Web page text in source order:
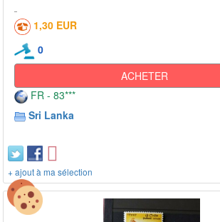
1,30 EUR
0
ACHETER
FR - 83***
Sri Lanka
+ ajout à ma sélection